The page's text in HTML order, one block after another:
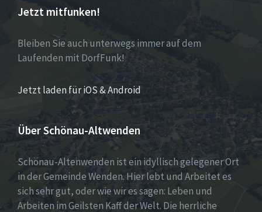
Jetzt mitfunken!
Bleiben Sie auch unterwegs immer auf dem
Laufenden mit DorfFunk!
Jetzt laden für iOS & Android
Über Schönau-Altwenden
Schönau-Altenwenden ist ein idyllisch gelegener Ort
in der Gemeinde Wenden. Hier lebt und Arbeitet es
sich sehr gut, oder wie wir es sagen: Leben und
Arbeiten im Geilsten Kaff der Welt. Die herrliche